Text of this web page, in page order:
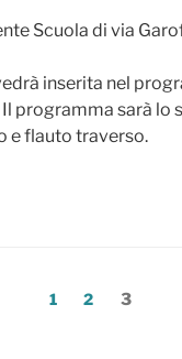
Scuola di via
inserita nel
programma sarà lo
e flauto traverso.
Pagina
1 Pagina
2 Pagina
3